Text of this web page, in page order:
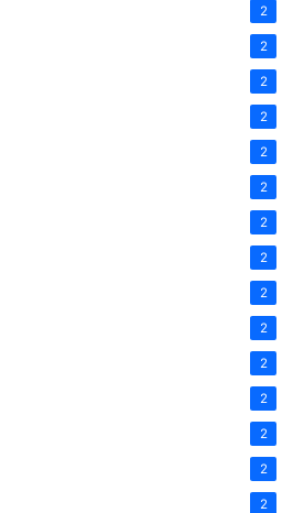
2
2
2
2
2
2
2
2
2
2
2
2
2
2
2